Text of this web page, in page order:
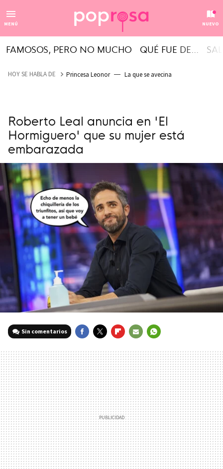
MENÚ NUEVO
FAMOSOS, PERO NO MUCHO QUÉ FUE DE...
HOY SE HABLA DE Princesa Leonor La que se avecina
Roberto Leal anuncia en 'El
Hormiguero' que su mujer está
embarazada
Sin comentarios
MAIL